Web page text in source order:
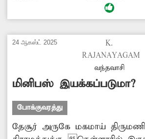
பணியை விரைவுப்படுத்த
24 ஆகஸ்ட் 2025
K.
RAJANAYAGAM
வந்தவாசி
மினிபஸ் இயக்கப்படுமா?
போக்குவரத்து
தேசூர் அருகே மகமாய்